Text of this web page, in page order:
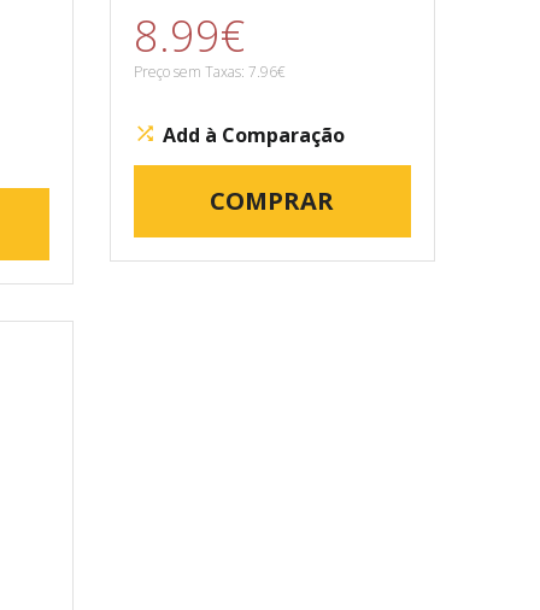
8.99€
Preço sem Taxas: 7.96€
Add à Comparação
COMPRAR